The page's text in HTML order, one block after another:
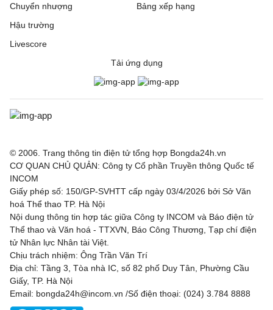
Chuyển nhượng
Hậu trường
Livescore
Bảng xếp hạng
Tải ứng dụng
© 2006. Trang thông tin điện tử tổng hợp Bongda24h.vn
CƠ QUAN CHỦ QUẢN: Công ty Cổ phần Truyền thông Quốc tế
INCOM
Giấy phép số: 150/GP-SVHTT cấp ngày 03/4/2026 bởi Sở Văn
hoá Thể thao TP. Hà Nội
Nội dung thông tin hợp tác giữa Công ty INCOM và Báo điện tử
Thể thao và Văn hoá - TTXVN, Báo Công Thương, Tạp chí điện
tử Nhân lực Nhân tài Việt.
Chịu trách nhiệm: Ông Trần Văn Trí
Địa chỉ: Tầng 3, Tòa nhà IC, số 82 phố Duy Tân, Phường Cầu
Giấy, TP. Hà Nội
Email: bongda24h@incom.vn /Số điện thoại: (024) 3.784 8888